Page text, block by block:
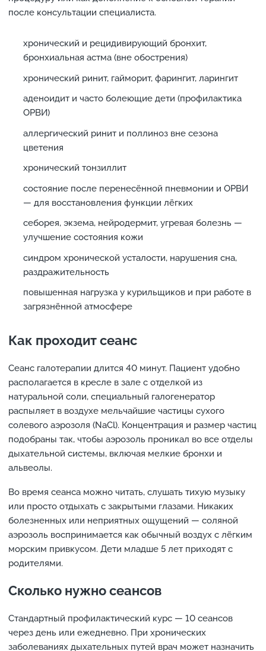
после консультации специалиста.
хронический и рецидивирующий бронхит,
бронхиальная астма (вне обострения)
хронический ринит, гайморит, фарингит, ларингит
аденоидит и часто болеющие дети (профилактика
ОРВИ)
аллергический ринит и поллиноз вне сезона
цветения
хронический тонзиллит
состояние после перенесённой пневмонии и ОРВИ
— для восстановления функции лёгких
себорея, экзема, нейродермит, угревая болезнь —
улучшение состояния кожи
синдром хронической усталости, нарушения сна,
раздражительность
повышенная нагрузка у курильщиков и при работе в
загрязнённой атмосфере
Как проходит сеанс
Сеанс галотерапии длится 40 минут. Пациент удобно
располагается в кресле в зале с отделкой из
натуральной соли, специальный галогенератор
распыляет в воздухе мельчайшие частицы сухого
солевого аэрозоля (NaCl). Концентрация и размер частиц
подобраны так, чтобы аэрозоль проникал во все отделы
дыхательной системы, включая мелкие бронхи и
альвеолы.
Во время сеанса можно читать, слушать тихую музыку
или просто отдыхать с закрытыми глазами. Никаких
болезненных или неприятных ощущений — соляной
аэрозоль воспринимается как обычный воздух с лёгким
морским привкусом. Дети младше 5 лет приходят с
родителями.
Сколько нужно сеансов
Стандартный профилактический курс — 10 сеансов
через день или ежедневно. При хронических
заболеваниях дыхательных путей врач может назначить